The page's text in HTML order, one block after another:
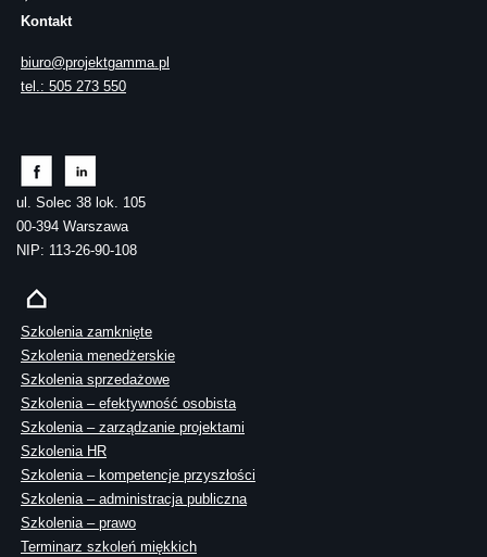
Kontakt
biuro@projektgamma.pl
tel.: 505 273 550
ul. Solec 38 lok. 105
00-394 Warszawa
NIP: 113-26-90-108
Szkolenia zamknięte
Szkolenia menedżerskie
Szkolenia sprzedażowe
Szkolenia – efektywność osobista
Szkolenia – zarządzanie projektami
Szkolenia HR
Szkolenia – kompetencje przyszłości
Szkolenia – administracja publiczna
Szkolenia – prawo
Terminarz szkoleń miękkich